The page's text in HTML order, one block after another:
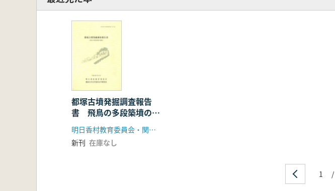
都塚古墳発掘調査報告
書 飛鳥の多段築墳の調
明日香村教育委員会・関西大学文学部考古学研究室
新刊 在庫なし
1 /